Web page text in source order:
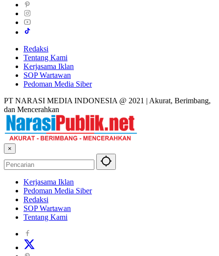
Redaksi
Tentang Kami
Kerjasama Iklan
SOP Wartawan
Pedoman Media Siber
PT NARASI MEDIA INDONESIA @ 2021 | Akurat, Berimbang,
dan Mencerahkan
×
Kerjasama Iklan
Pedoman Media Siber
Redaksi
SOP Wartawan
Tentang Kami